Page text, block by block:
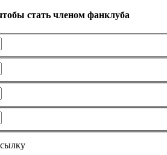
стать членом фанклуба